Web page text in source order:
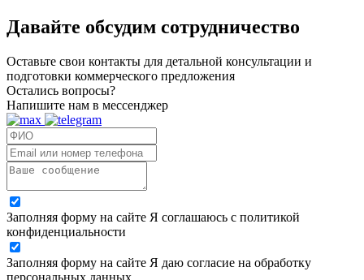
Давайте обсудим сотрудничество
Оставьте свои контакты для детальной консультации и
подготовки коммерческого предложения
Остались вопросы?
Напишите нам в мессенджер
Заполняя форму на сайте Я соглашаюсь с политикой
конфиденциальности
Заполняя форму на сайте Я даю согласие на обработку
персональных данных.